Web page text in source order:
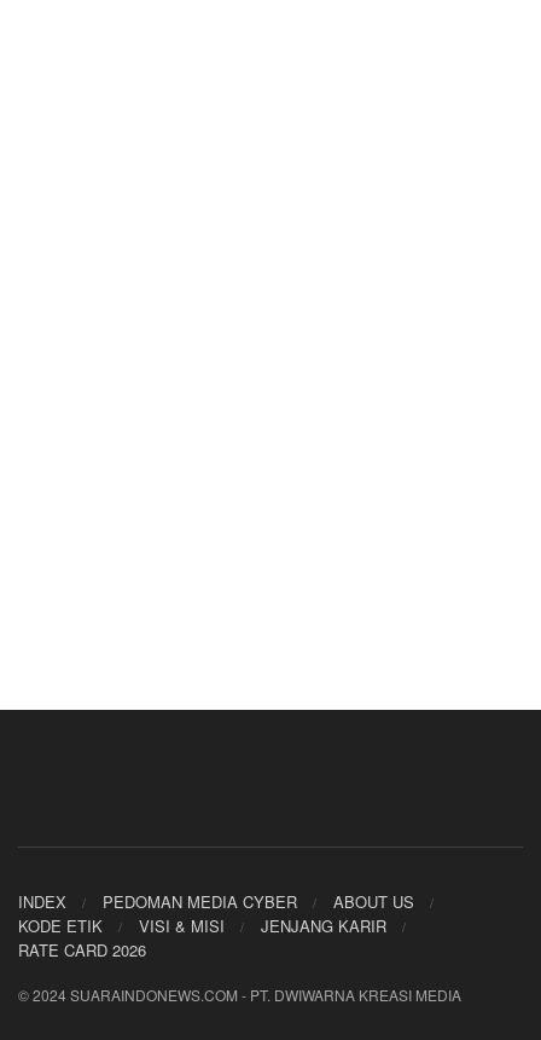
INDEX PEDOMAN MEDIA CYBER
ABOUT US
KODE ETIK
VISI & MISI
JENJANG KARIR
RATE CARD 2026
© 2024 SUARAINDONEWS.COM - PT. DWIWARNA KREASI MEDIA